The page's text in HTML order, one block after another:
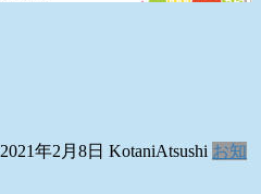
2021年2月8日 KotaniAtsushi お知